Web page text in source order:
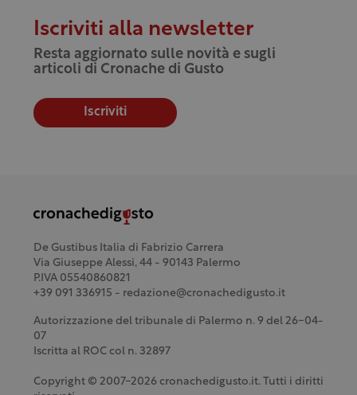
Iscriviti alla newsletter
Resta aggiornato sulle novità e sugli
articoli di Cronache di Gusto
Iscriviti
De Gustibus Italia di Fabrizio Carrera
Via Giuseppe Alessi, 44 - 90143 Palermo
P.IVA 05540860821
+39 091 336915 - redazione@cronachedigusto.it
Autorizzazione del tribunale di Palermo n. 9 del 26-04-
07
Iscritta al ROC col n. 32897
Copyright © 2007-2026 cronachedigusto.it. Tutti i diritti